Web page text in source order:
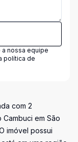
nossa equipe
política de
com 2
em São
imóvel possui